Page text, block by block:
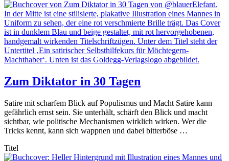
Zum Diktator in 30 Tagen
Satire mit scharfem Blick auf Populismus und Macht Satire kann
gefährlich ernst sein. Sie unterhält, schärft den Blick und macht
sichtbar, wie politische Mechanismen wirklich wirken. Wer die
Tricks kennt, kann sich wappnen und dabei bitterböse …
Titel